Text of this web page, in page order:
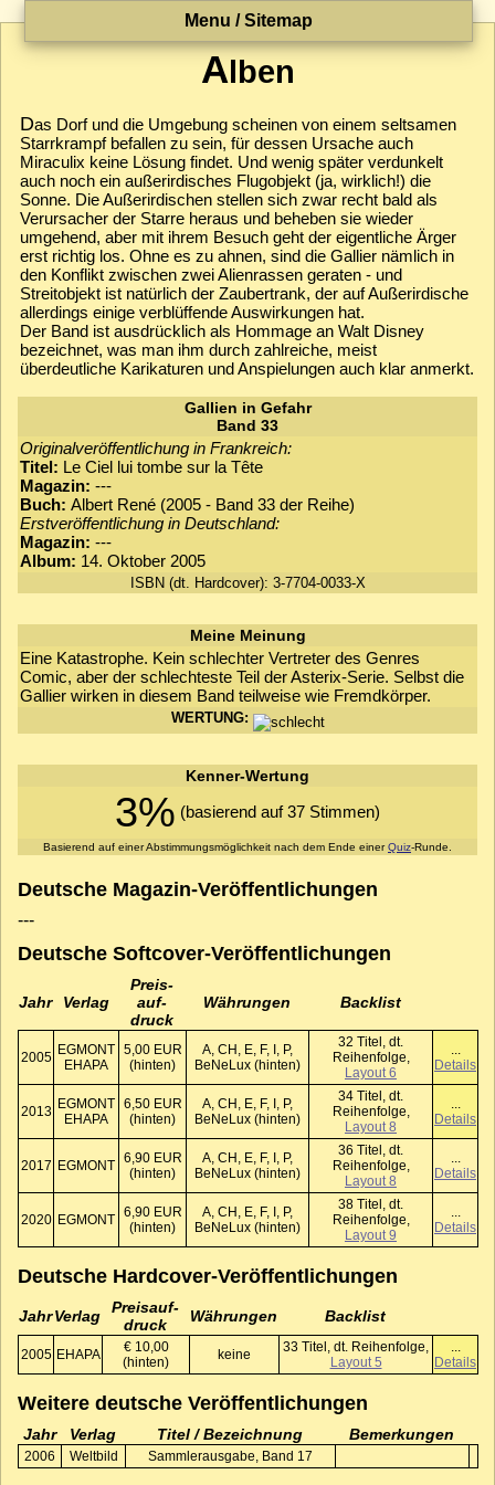
Menu / Sitemap
Alben
Das Dorf und die Umgebung scheinen von einem seltsamen
Starrkrampf befallen zu sein, für dessen Ursache auch
Miraculix keine Lösung findet. Und wenig später verdunkelt
auch noch ein außerirdisches Flugobjekt (ja, wirklich!) die
Sonne. Die Außerirdischen stellen sich zwar recht bald als
Verursacher der Starre heraus und beheben sie wieder
umgehend, aber mit ihrem Besuch geht der eigentliche Ärger
erst richtig los. Ohne es zu ahnen, sind die Gallier nämlich in
den Konflikt zwischen zwei Alienrassen geraten - und
Streitobjekt ist natürlich der Zaubertrank, der auf Außerirdische
allerdings einige verblüffende Auswirkungen hat.
Der Band ist ausdrücklich als Hommage an Walt Disney
bezeichnet, was man ihm durch zahlreiche, meist
überdeutliche Karikaturen und Anspielungen auch klar anmerkt.
Gallien in Gefahr
Band 33
Originalveröffentlichung in Frankreich:
Titel: Le Ciel lui tombe sur la Tête
Magazin: ---
Buch: Albert René (2005 - Band 33 der Reihe)
Erstveröffentlichung in Deutschland:
Magazin: ---
Album: 14. Oktober 2005
ISBN (dt. Hardcover): 3-7704-0033-X
Meine Meinung
Eine Katastrophe. Kein schlechter Vertreter des Genres
Comic, aber der schlechteste Teil der Asterix-Serie. Selbst die
Gallier wirken in diesem Band teilweise wie Fremdkörper.
WERTUNG:
Kenner-Wertung
3% (basierend auf 37 Stimmen)
Basierend auf einer Abstimmungsmöglichkeit nach dem Ende einerQuiz-Runde.
Deutsche Magazin-Veröffentlichungen
---
Deutsche Softcover-Veröffentlichungen
Jahr Verlag
Preis­
auf­
druck
Währungen Backlist
2005 EGMONT
EHAPA
5,00 EUR
(hinten)
A, CH, E, F, I, P,
BeNeLux (hinten)
32 Titel, dt.
Reihenfolge,
Layout 6
...
Details
2013 EGMONT
EHAPA
6,50 EUR
(hinten)
A, CH, E, F, I, P,
BeNeLux (hinten)
34 Titel, dt.
Reihenfolge,
Layout 8
...
Details
2017 EGMONT 6,90 EUR
(hinten)
A, CH, E, F, I, P,
BeNeLux (hinten)
36 Titel, dt.
Reihenfolge,
Layout 8
...
Details
2020 EGMONT 6,90 EUR
(hinten)
A, CH, E, F, I, P,
BeNeLux (hinten)
38 Titel, dt.
Reihenfolge,
Layout 9
...
Details
Deutsche Hardcover-Veröffentlichungen
JahrVerlag
Preis­auf­
druck
Währungen Backlist
2005 EHAPA
€ 10,00
(hinten)
keine
33 Titel, dt. Reihenfolge,
Layout 5
...
Details
Weitere deutsche Veröffentlichungen
Jahr Verlag Titel / Bezeichnung Bemerkungen
2006 Weltbild Sammlerausgabe, Band 17